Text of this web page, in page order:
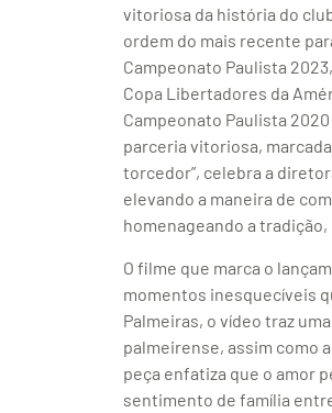
vitoriosa da história do
ordem do mais recente
Campeonato Paulista
Copa Libertadores da
Campeonato Paulista
parceria vitoriosa,
torcedor”, celebra a
elevando a maneira de
O filme que marca o
momentos inesquecíveis
Palmeiras, o vídeo traz
palmeirense, assim como
peça enfatiza que o amor
sentimento de família